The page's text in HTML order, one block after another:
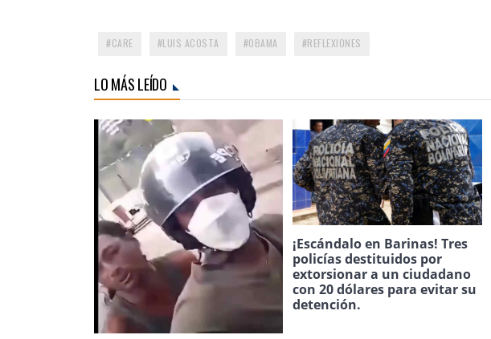
CARE LUIS ACOSTA OBAMA REFLEXIONES
LO MÁS LEÍDO
¡Escándalo en Barinas! Tres
policías destituidos por
extorsionar a un ciudadano
con 20 dólares para evitar su
detención.